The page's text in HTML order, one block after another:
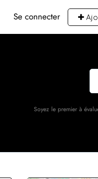
Se connecter
Soyez le premier à